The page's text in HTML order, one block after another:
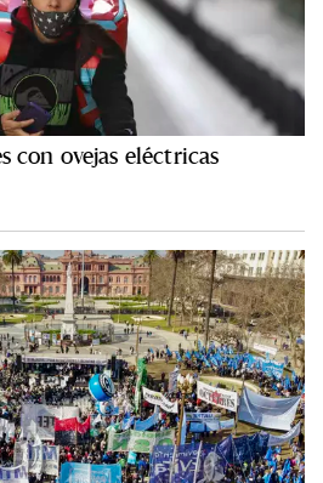
con ovejas eléctricas